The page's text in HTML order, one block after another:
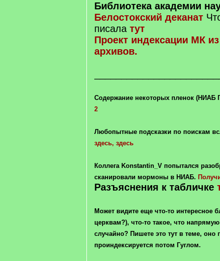
Библиотека академии
Белостокский деканат
писала тут
Проект индексации МК
архивов.
Содержание некоторых пленок (НИАБ
2
Любопытные подсказки по поискам
здесь, здесь
Коллега Konstantin_V попытался
сканировали мормоны в НИАБ.
Разъяснения к табличке
Может видите еще что-то интересное
церквам?), что-то такое, что
случайно? Пишете это тут в теме, оно
проиндексируется потом Гуглом.